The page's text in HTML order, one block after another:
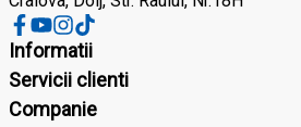
Informatii
Servicii clienti
Companie